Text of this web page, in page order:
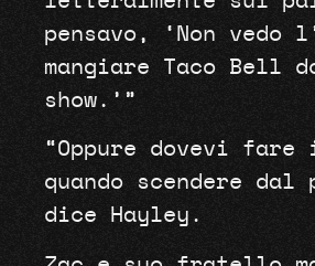
pensavo, ‘Non vedo
mangiare Taco Bell
show.’”
“Oppure dovevi
quando scendere dal
dice Hayley.